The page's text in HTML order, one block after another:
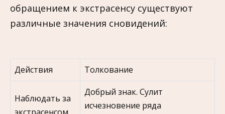
обращением к экстрасенсу существуют
различные значения сновидений:
Действия Толкование
Наблюдать за
Добрый знак. Сулит
исчезновение ряда